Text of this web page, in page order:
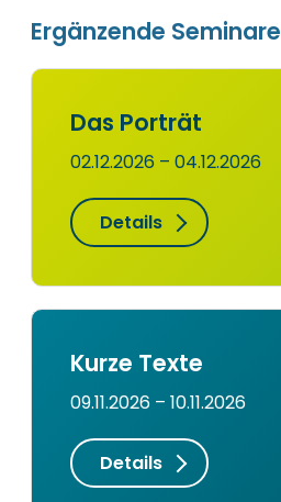
Ergänzende Seminare
Das Porträt
02.12.2026 – 04.12.2026
Details
Kurze Texte
09.11.2026 – 10.11.2026
Details